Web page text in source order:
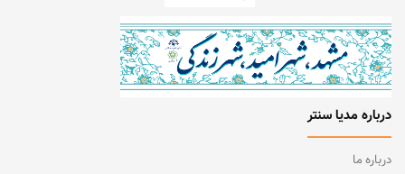
درباره مدیا سنتر
درباره ما